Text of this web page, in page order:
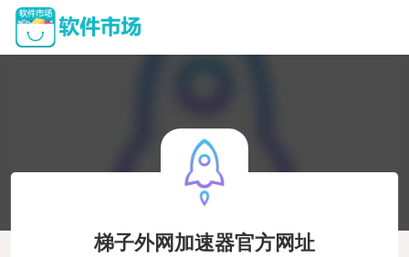
梯子外网加速器官方网址